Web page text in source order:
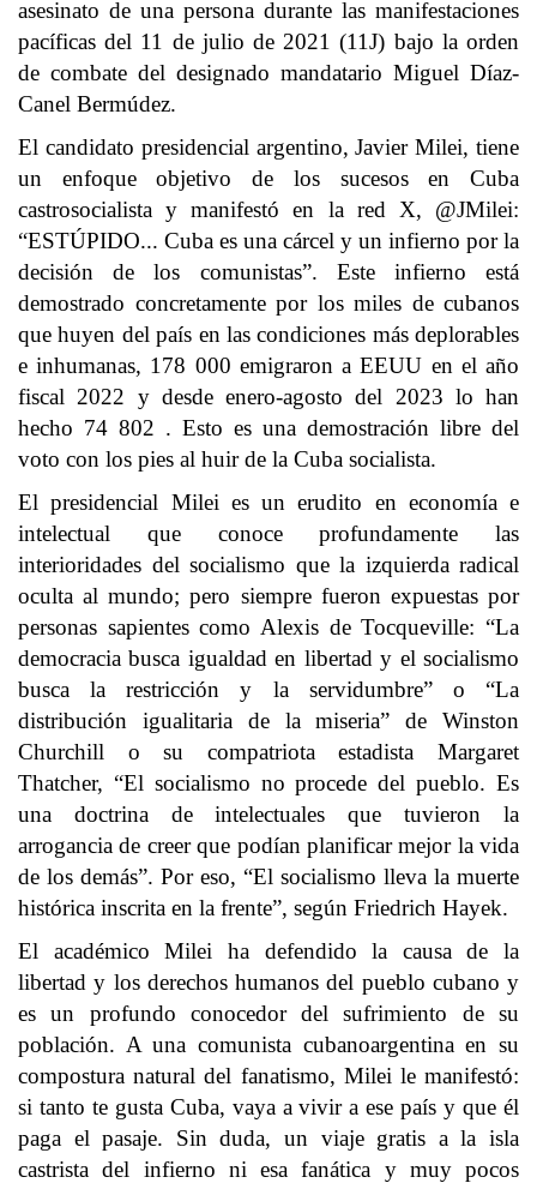
asesinato de una persona durante las manifestaciones
pacíficas del 11 de julio de 2021 (11J) bajo la orden
de combate del designado mandatario Miguel Díaz-
Canel Bermúdez.
El candidato presidencial argentino, Javier Milei, tiene
un enfoque objetivo de los sucesos en Cuba
castrosocialista y manifestó en la red X, @JMilei:
“ESTÚPIDO... Cuba es una cárcel y un infierno por la
decisión de los comunistas”. Este infierno está
demostrado concretamente por los miles de cubanos
que huyen del país en las condiciones más deplorables
e inhumanas, 178 000 emigraron a EEUU en el año
fiscal 2022 y desde enero-agosto del 2023 lo han
hecho 74 802 . Esto es una demostración libre del
voto con los pies al huir de la Cuba socialista.
El presidencial Milei es un erudito en economía e
intelectual que conoce profundamente las
interioridades del socialismo que la izquierda radical
oculta al mundo; pero siempre fueron expuestas por
personas sapientes como Alexis de Tocqueville: “La
democracia busca igualdad en libertad y el socialismo
busca la restricción y la servidumbre” o “La
distribución igualitaria de la miseria” de Winston
Churchill o su compatriota estadista Margaret
Thatcher, “El socialismo no procede del pueblo. Es
una doctrina de intelectuales que tuvieron la
arrogancia de creer que podían planificar mejor la vida
de los demás”. Por eso, “El socialismo lleva la muerte
histórica inscrita en la frente”, según Friedrich Hayek.
El académico Milei ha defendido la causa de la
libertad y los derechos humanos del pueblo cubano y
es un profundo conocedor del sufrimiento de su
población. A una comunista cubanoargentina en su
compostura natural del fanatismo, Milei le manifestó:
si tanto te gusta Cuba, vaya a vivir a ese país y que él
paga el pasaje. Sin duda, un viaje gratis a la isla
castrista del infierno ni esa fanática y muy pocos